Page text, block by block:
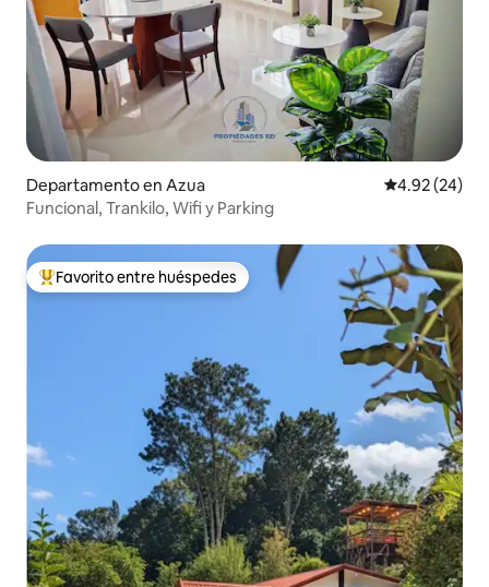
Departamento en Azua Calificación
4.92 (24)
Funcional, Trankilo, Wifi y Parking
De los mejores en Favorito entre huéspedes
Favorito entre huéspedes